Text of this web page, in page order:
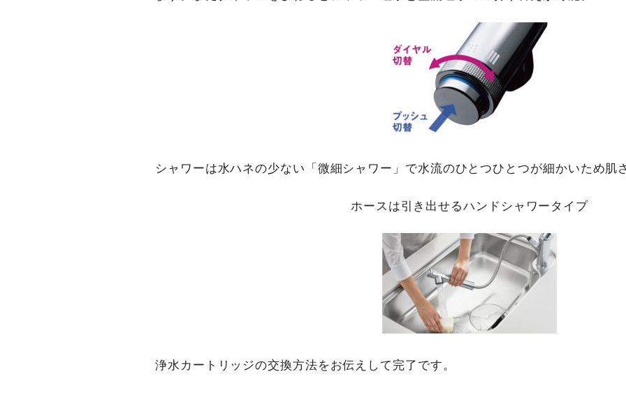
シャワーは水ハネの少ない「微細シャワー」で水流のひとつひとつが細かいため肌
ホースは引き出せるハンドシャワータイプ
浄水カートリッジの交換方法をお伝えして完了です。